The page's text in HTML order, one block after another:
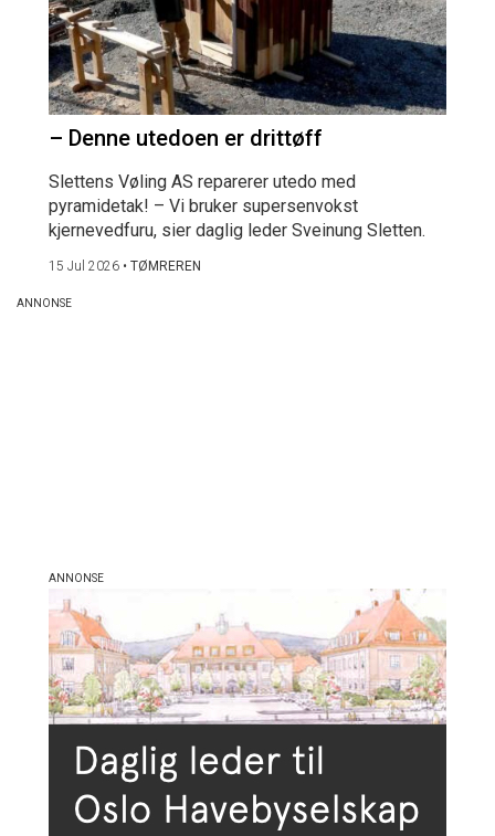
– Denne utedoen er drittøff
Slettens Vøling AS reparerer utedo med
pyramidetak! – Vi bruker supersenvokst
kjernevedfuru, sier daglig leder Sveinung Sletten.
15 Jul 2026 • TØMREREN